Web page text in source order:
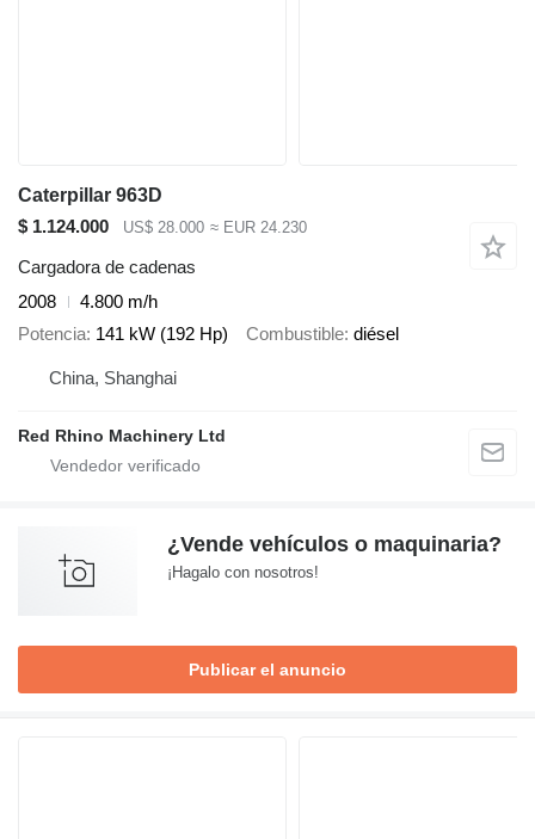
Caterpillar 963D
$ 1.124.000
US$ 28.000 ≈ EUR 24.230
Cargadora de cadenas
2008
4.800 m/h
Potencia 141 kW (192 Hp) Combustible diésel
China, Shanghai
Red Rhino Machinery Ltd
¿Vende vehículos o maquinaria?
¡Hagalo con nosotros!
Publicar el anuncio